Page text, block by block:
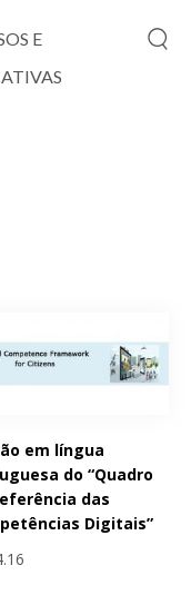
E
em língua
do “Quadro
das
Digitais”